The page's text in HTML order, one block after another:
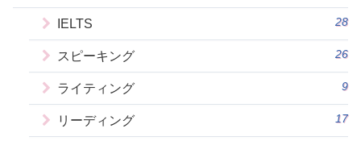
IELTS 28
スピーキング 26
ライティング 9
リーディング 17